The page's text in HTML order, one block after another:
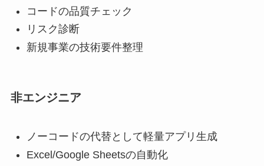
コードの品質チェック
リスク診断
新規事業の技術要件整理
非エンジニア
ノーコードの代替として軽量アプリ生成
Excel/Google Sheetsの自動化